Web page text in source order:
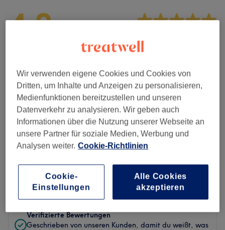
4,8
Sauberkeit
Service
Bewertungen filtern
Bewertung Nach Sternen filtern
Verifizierte Bewertungen
Geschrieben von unseren Kunden, damit du weißt, was
Wir verwenden eigene Cookies und Cookies von
Dritten, um Inhalte und Anzeigen zu personalisieren,
Medienfunktionen bereitzustellen und unseren
Datenverkehr zu analysieren. Wir geben auch
Informationen über die Nutzung unserer Webseite an
unsere Partner für soziale Medien, Werbung und
Analysen weiter. Cookie-Richtlinien
Cookie-
Einstellungen
Alle Cookies
akzeptieren